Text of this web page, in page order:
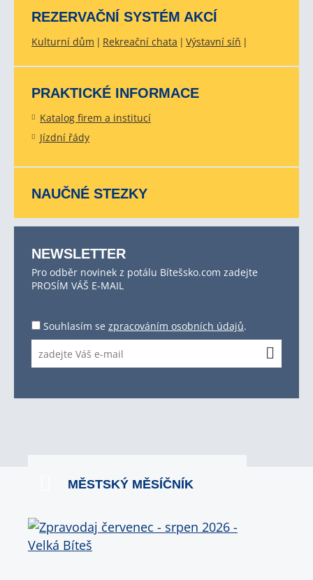
REZERVAČNÍ SYSTÉM AKCÍ
Kulturní dům Rekreační chata Výstavní síň
PRAKTICKÉ INFORMACE
Katalog firem a institucí
Jízdní řády
NAUČNÉ STEZKY
NEWSLETTER
Pro odběr novinek z potálu Bítešsko.com zadejte
PROSÍM VÁŠ E-MAIL
Souhlasím se zpracováním osobních údajů.
MĚSTSKÝ MĚSÍČNÍK